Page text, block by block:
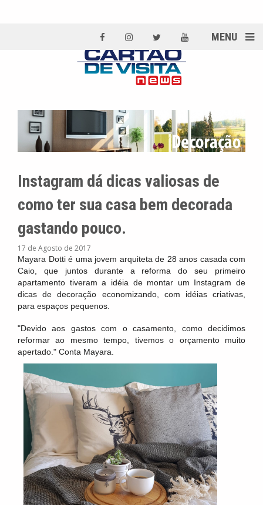
MENU
Instagram dá dicas valiosas de
como ter sua casa bem decorada
gastando pouco.
17 de Agosto de 2017
Mayara Dotti é uma jovem arquiteta de 28 anos casada com
Caio, que juntos durante a reforma do seu primeiro
apartamento tiveram a idéia de montar um Instagram de
dicas de decoração economizando, com idéias criativas,
para espaços pequenos.
"Devido aos gastos com o casamento, como decidimos
reformar ao mesmo tempo, tivemos o orçamento muito
apertado." Conta Mayara.